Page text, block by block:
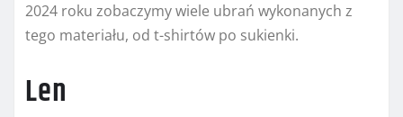
2024 roku zobaczymy wiele ubrań wykonanych z
tego materiału, od t-shirtów po sukienki.
Len